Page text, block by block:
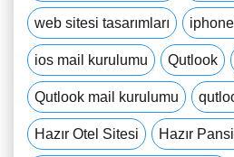
web sitesi tasarımları
ios mail kurulumu Qutlook
Qutlook mail kurulumu
Hazır Otel Sitesi Hazır